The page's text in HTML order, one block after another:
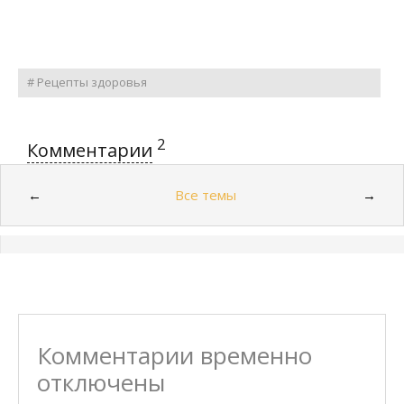
# Рецепты здоровья
Комментарии 2
← Все темы →
Комментарии временно
отключены